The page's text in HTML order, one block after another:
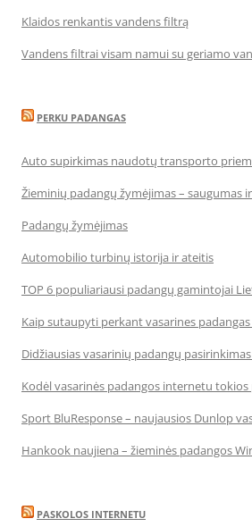
Klaidos renkantis vandens filtrą
Vandens filtrai visam namui su geriamo
PERKU PADANGAS
Auto supirkimas naudotų transporto
Žieminių padangų žymėjimas – saugumas
Padangų žymėjimas
Automobilio turbinų istorija ir ateitis
TOP 6 populiariausi padangų gamintojai
Kaip sutaupyti perkant vasarines
Didžiausias vasarinių padangų
Kodėl vasarinės padangos internetu
Sport BluResponse – naujausios Dunlop
Hankook naujiena – žieminės padangos
PASKOLOS INTERNETU